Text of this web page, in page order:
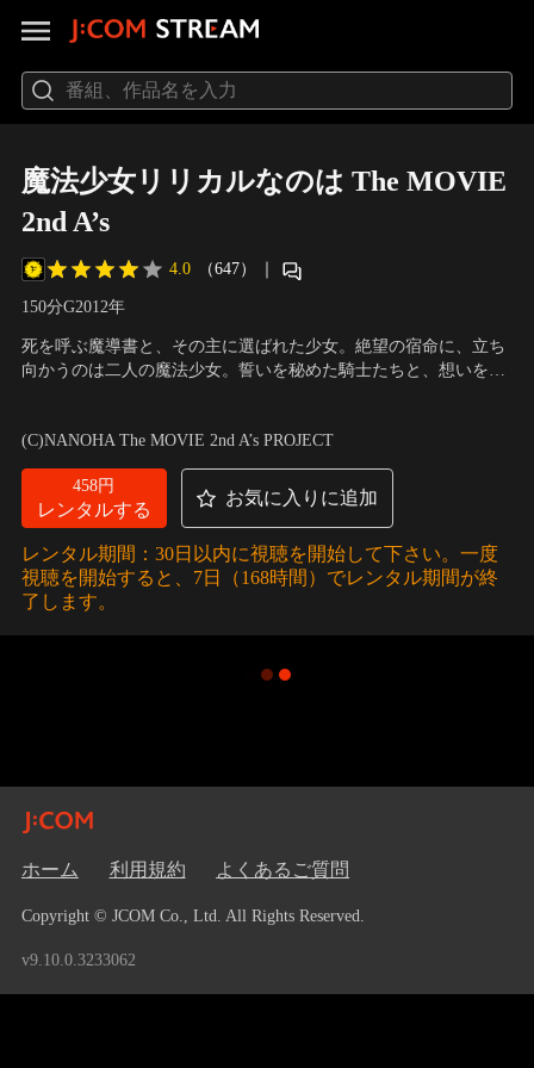
魔法少女リリカルなのは The MOVIE
2nd A’s
4.0 （647） ｜
150分G2012年
死を呼ぶ魔導書と、その主に選ばれた少女。絶望の宿命に、立ち
向かうのは二人の魔法少女。誓いを秘めた騎士たちと、想いをこ
他
(C)NANOHA The MOVIE 2nd A’s PROJECT
458円
レンタルする
お気に入りに追加
レンタル期間：30日以内に視聴を開始して下さい。一度
視聴を開始すると、7日（168時間）でレンタル期間が終
了します。
ホーム 利用規約 よくあるご質問
Copyright © JCOM Co., Ltd. All Rights Reserved.
v9.10.0.3233062